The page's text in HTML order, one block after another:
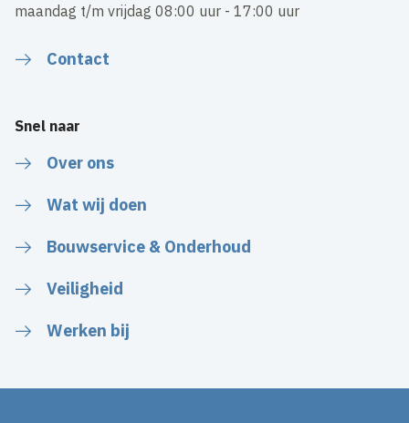
maandag t/m vrijdag 08:00 uur - 17:00 uur
Contact
Snel naar
Over ons
Wat wij doen
Bouwservice & Onderhoud
Veiligheid
Werken bij